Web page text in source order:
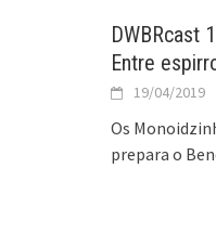
DWBRcast
Entre
19/04/2019
Os
prepara o